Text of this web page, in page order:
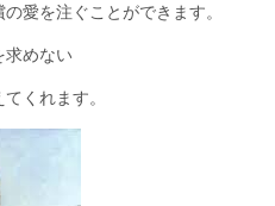
愛を注ぐことができます。
求めない
くれます。